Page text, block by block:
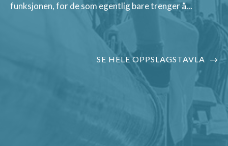
funksjonen, for de som egentlig bare trenger å...
SE HELE OPPSLAGSTAVLA